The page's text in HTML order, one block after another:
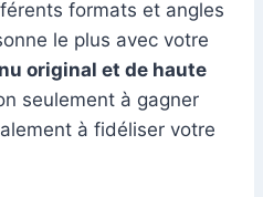
formats et angles
le plus avec votre
original et de haute
seulement à gagner
à fidéliser votre